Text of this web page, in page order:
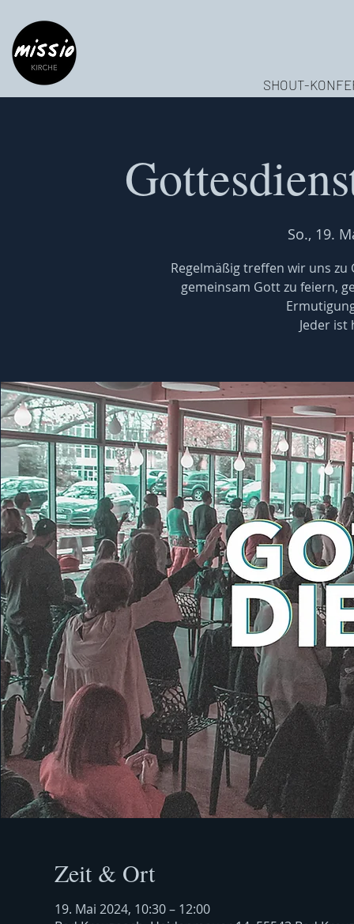
SHOUT-
So., 19.
Regelmäßig treffen wir uns
gemeinsam Gott zu feiern,
Jeder
Zeit & Ort
19. Mai 2024, 10:30 – 12:00